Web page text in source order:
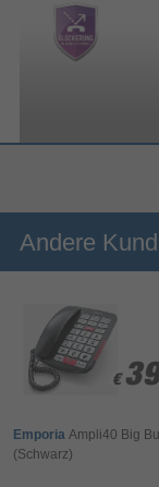
- KX-
Schnurlostelefon
Andere
€
€
Emporia Ampli40 Big
(Schwarz)